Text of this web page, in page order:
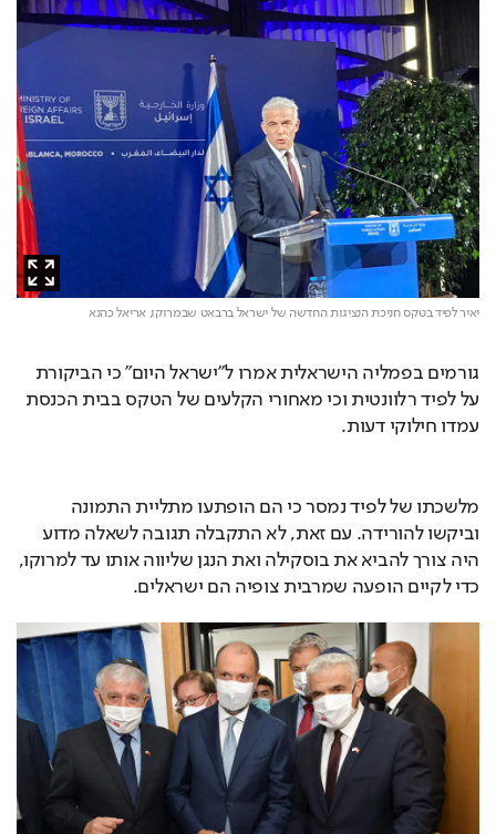
יאיר לפיד בטקס חניכת הנציגות החדשה של ישראל ברבאט שבמרוקו,אריאל כהנא
גורמים בפמליה הישראלית אמרו ל"ישראל היום" כי הביקורת
על לפיד רלוונטית וכי מאחורי הקלעים של הטקס בבית הכנסת
עמדו חילוקי דעות.
מלשכתו של לפיד נמסר כי הם הופתעו מתליית התמונה
וביקשו להורידה. עם זאת, לא התקבלה תגובה לשאלה מדוע
היה צורך להביא את בוסקילה ואת הנגן שליווה אותו עד למרוקו,
כדי לקיים הופעה שמרבית צופיה הם ישראלים.